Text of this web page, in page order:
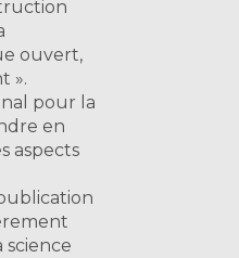
ouvert,
».
pour la
en
aspects
science